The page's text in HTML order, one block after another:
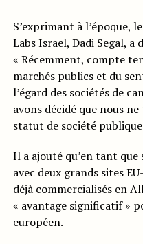
S’exprimant à l’époque,
Labs Israel, Dadi Segal, a
« Récemment, compte
marchés publics et du
l’égard des sociétés de
avons décidé que nous
statut de société
Il a ajouté qu’en tant que
avec deux grands sites
déjà commercialisés en
« avantage significatif »
européen.